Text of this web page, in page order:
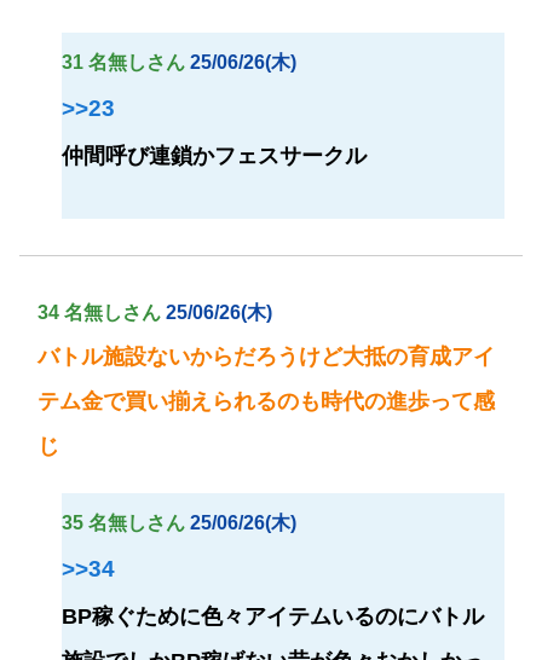
31 名無しさん 25/06/26(木)
>>23
仲間呼び連鎖かフェスサークル
34 名無しさん 25/06/26(木)
バトル施設ないからだろうけど大抵の育成アイ
テム金で買い揃えられるのも時代の進歩って感
じ
35 名無しさん 25/06/26(木)
>>34
BP稼ぐために色々アイテムいるのにバトル